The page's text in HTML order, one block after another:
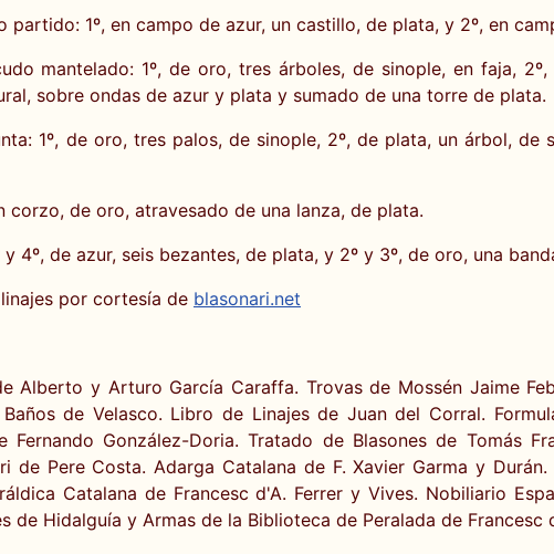
partido: 1º, en campo de azur, un castillo, de plata, y 2º, en
mantelado: 1º, de oro, tres árboles, de sinople, en faja,
sobre ondas de azur y plata y sumado de una torre de plata.
1º, de oro, tres palos, de sinople, 2º, de plata, un árbol,
corzo, de oro, atravesado de una lanza, de plata.
4º, de azur, seis bezantes, de plata, y 2º y 3º, de oro, una
por cortesía de blasonari.net
Alberto y Arturo García Caraffa. Trovas de Mossén Jaime
de Velasco. Libro de Linajes de Juan del Corral.
González-Doria. Tratado de Blasones de Tomás
de Pere Costa. Adarga Catalana de F. Xavier Garma y
Catalana de Francesc d'A. Ferrer y Vives. Nobiliario
Hidalguía y Armas de la Biblioteca de Peralada de Francesc